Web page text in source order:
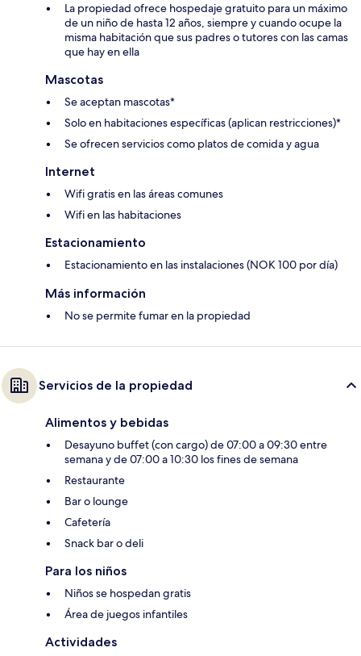
La propiedad ofrece hospedaje gratuito para un máximo
de un niño de hasta 12 años, siempre y cuando ocupe la
misma habitación que sus padres o tutores con las camas
que hay en ella
Mascotas
Se aceptan mascotas*
Solo en habitaciones específicas (aplican restricciones)*
Se ofrecen servicios como platos de comida y agua
Internet
Wifi gratis en las áreas comunes
Wifi en las habitaciones
Estacionamiento
Estacionamiento en las instalaciones (NOK 100 por día)
Más información
No se permite fumar en la propiedad
Servicios de la propiedad
Alimentos y bebidas
Desayuno buffet (con cargo) de 07:00 a 09:30 entre
semana y de 07:00 a 10:30 los fines de semana
Restaurante
Bar o lounge
Cafetería
Snack bar o deli
Para los niños
Niños se hospedan gratis
Área de juegos infantiles
Actividades